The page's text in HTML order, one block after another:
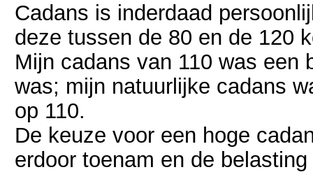
Cadans is inderdaad
deze tussen de 80 en de 120
Mijn cadans van 110 was een
was; mijn natuurlijke cadans
op 110.
De keuze voor een hoge
erdoor toenam en de